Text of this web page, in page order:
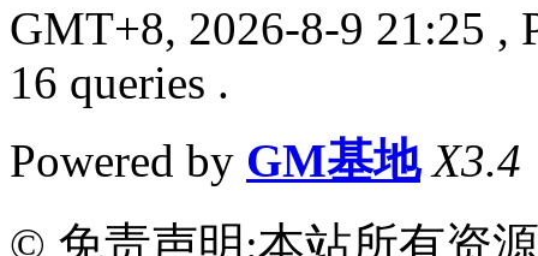
GMT+8, 2026-8-9 21:25 ,
16 queries .
Powered by GM基地 X3.4
© 免责声明:本站所有资